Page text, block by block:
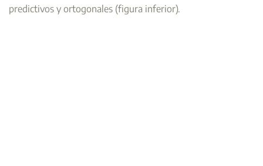
predictivos y ortogonales (figura inferior).